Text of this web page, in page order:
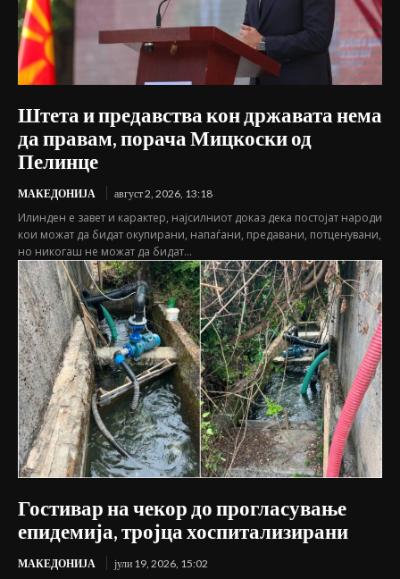
Штета и предавства кон државата нема
да правам, порача Мицкоски од
Пелинце
МАКЕДОНИЈА август 2, 2026, 13:18
Илинден е завет и карактер, најсилниот доказ дека постојат народи
кои можат да бидат окупирани, напаѓани, предавани, потценувани,
но никогаш не можат да бидат...
Гостивар на чекор до прогласување
епидемија, тројца хоспитализирани
МАКЕДОНИЈА јули 19, 2026, 15:02